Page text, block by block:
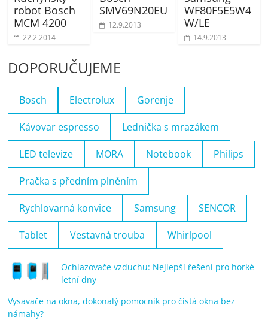
robot Bosch
MCM 4200
22.2.2014
SMV69N20EU
12.9.2013
WF80F5E5W4
W/LE
14.9.2013
DOPORUČUJEME
Bosch Electrolux Gorenje
Kávovar espresso Lednička s mrazákem
LED televize MORA Notebook Philips
Pračka s předním plněním
Rychlovarná konvice Samsung SENCOR
Tablet Vestavná trouba Whirlpool
Ochlazovače vzduchu: Nejlepší řešení pro horké
letní dny
Vysavače na okna, dokonalý pomocník pro čistá okna bez
námahy?